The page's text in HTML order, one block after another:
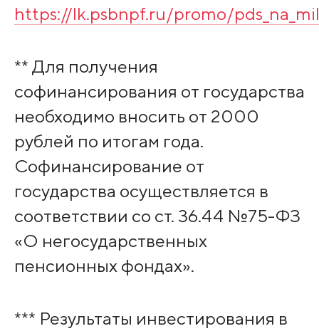
https://lk.psbnpf.ru/promo/
** Для получения
софинансирования от государства
необходимо вносить от 2000
рублей по итогам года.
Софинансирование от
государства осуществляется в
соответствии со ст. 36.44 №75-ФЗ
«О негосударственных
пенсионных фондах».
*** Результаты инвестирования в